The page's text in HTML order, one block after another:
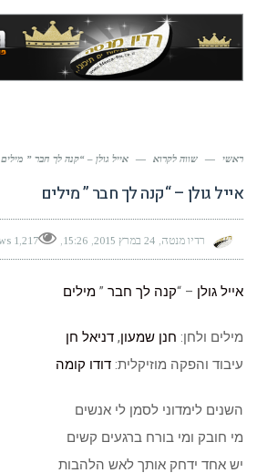
ראשי — שווה לקרוא — אייל גולן – “קנה לך חבר ” מילים
אייל גולן – “קנה לך חבר ” מילים
רדיו מנטה 24 במרץ 2015 15:26
1,217 views
אייל גולן – “קנה לך חבר ” מילים
מילים ולחן: חנן שמעון, דניאל חן
עיבוד והפקה מוזיקלית: דודו קומה
השנים לימדוני לסמן לי אנשים
מי חובק ומי בורח ברגעים קשים
יש אחד ידחק אותך לאש הלהבות